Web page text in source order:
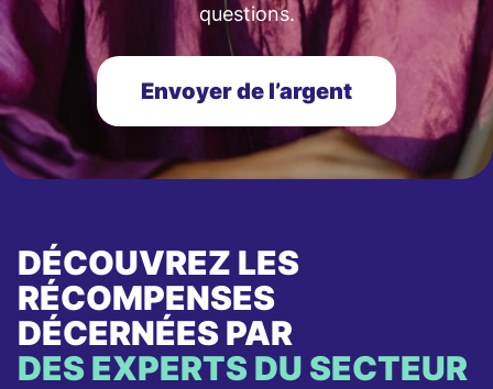
questions.
Envoyer de l’argent
DÉCOUVREZ LES
RÉCOMPENSES
DÉCERNÉES PAR
DES EXPERTS DU SECTEUR